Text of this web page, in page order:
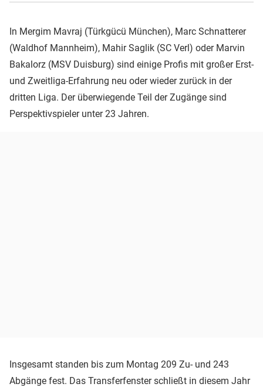
In Mergim Mavraj (Türkgücü München), Marc Schnatterer
(Waldhof Mannheim), Mahir Saglik (SC Verl) oder Marvin
Bakalorz (MSV Duisburg) sind einige Profis mit großer Erst-
und Zweitliga-Erfahrung neu oder wieder zurück in der
dritten Liga. Der überwiegende Teil der Zugänge sind
Perspektivspieler unter 23 Jahren.
Insgesamt standen bis zum Montag 209 Zu- und 243
Abgänge fest. Das Transferfenster schließt in diesem Jahr